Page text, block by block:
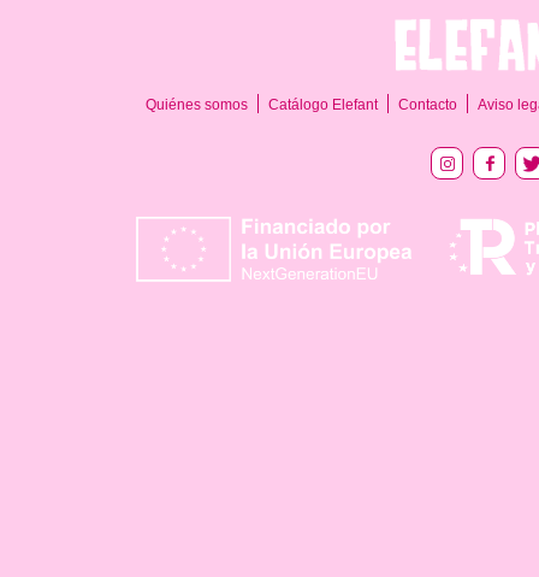
Quiénes somos Catálogo Elefant Contacto Aviso